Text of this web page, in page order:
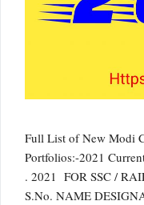
Full List of New Modi
Portfolios:-2021
. 2021 FOR SSC /
S.No. NAME